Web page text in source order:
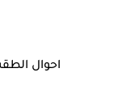
احوال الطقس